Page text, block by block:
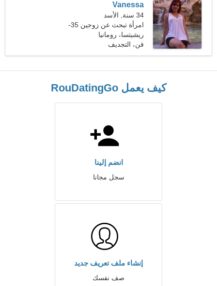
Vanessa
34 سنة, الأسد
امرأة تبحث عن زوجين 35-
46
ريشيتسا، رومانيا
فن، التجديف
كيف يعمل RouDatingGo
انضم إلينا
سجل مجانا
إنشاء ملف تعريف جديد
صف نفسك